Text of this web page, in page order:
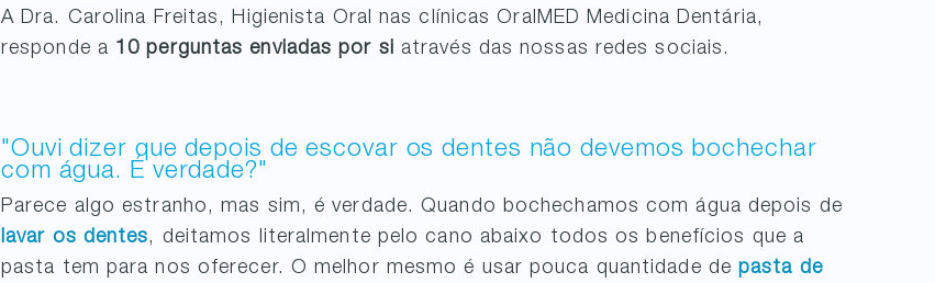
A Dra. Carolina Freitas, Higienista Oral nas clínicas OralMED Medicina Dentária,
responde a 10 perguntas enviadas por si através das nossas redes sociais.
"Ouvi dizer que depois de escovar os dentes não devemos bochechar
com água. É verdade?"
Parece algo estranho, mas sim, é verdade. Quando bochechamos com água depois de
lavar os dentes, deitamos literalmente pelo cano abaixo todos os benefícios que a
pasta tem para nos oferecer. O melhor mesmo é usar pouca quantidade de pasta de